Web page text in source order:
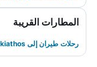
المطارات القريبة
رحلات طيران إلى Skiathos